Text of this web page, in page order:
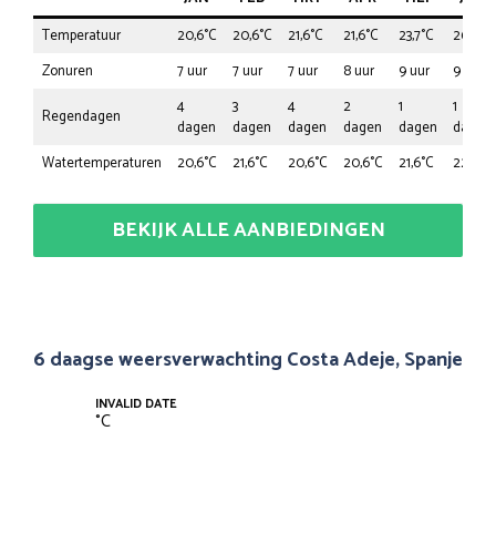
Temperatuur
20,6°C 20,6°C 21,6°C 21,6°C 23,7°C
26,8°C
Zonuren
7 uur 7 uur 7 uur 8 uur 9 uur
9 uur
Regendagen
4
dagen
3
dagen
4
dagen
2
dagen
1
dagen
1
dagen
Watertemperaturen
20,6°C 21,6°C 20,6°C 20,6°C 21,6°C 22,7°C
BEKIJK ALLE AANBIEDINGEN
6 daagse weersverwachting Costa Adeje, Spanje
INVALID DATE
°C